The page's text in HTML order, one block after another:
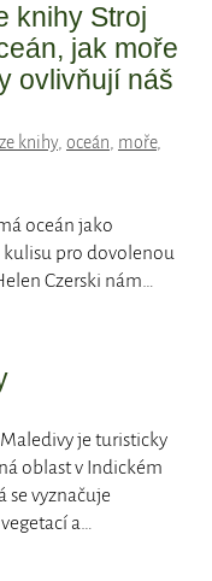
knihy Stroj
jak moře
ovlivňují náš
knihy, oceán, moře,
oceán jako
pro dovolenou
Czerski nám…
je turisticky
oblast v Indickém
se vyznačuje
a…